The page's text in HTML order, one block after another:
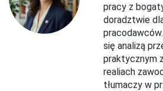
pracy z
doradztwie
się analizą
praktycznym
realiach
tłumaczy w